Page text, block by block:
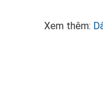
Xem thêm: